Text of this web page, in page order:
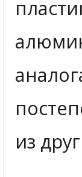
из